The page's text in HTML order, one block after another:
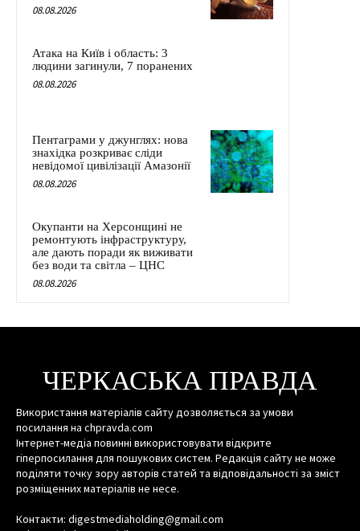
08.08.2026
Атака на Київ і область: 3
людини загинули, 7 поранених
08.08.2026
Пентаграми у джунглях: нова
знахідка розкриває сліди
невідомої цивілізації Амазонії
08.08.2026
Окупанти на Херсонщині не
ремонтують інфраструктуру,
але дають поради як виживати
без води та світла – ЦНС
08.08.2026
ЧЕРКАСЬКА ПРАВДА
Використання матеріалів сайту дозволяється за умови
посилання на chpravda.com
Інтернет-медіа повинні використовувати відкрите
гіперпосилання для пошукових систем. Редакція сайту не може
поділяти точку зору авторів статей та відповідальності за зміст
розміщенних матеріалів не несе.
Контакти: digestmediaholding@gmail.com